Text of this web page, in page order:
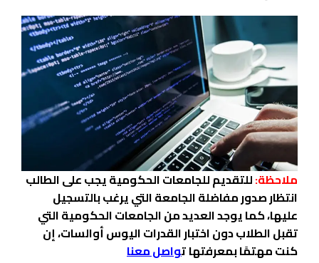
ملاحظة:للتقديم للجامعات الحكومية يجب على الطالب
انتظار صدور مفاضلة الجامعة التي يرغب بالتسجيل
عليها، كما يوجد العديد من الجامعات الحكومية التي
تقبل الطلاب دون اختبار القدرات اليوس أوالسات، إن
كنت مهتمًا بمعرفتهاتواصل معنا